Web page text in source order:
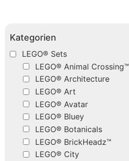
Kategorien
LEGO® Sets
LEGO® Animal Crossing™
LEGO® Architecture
LEGO® Art
LEGO® Avatar
LEGO® Bluey
LEGO® Botanicals
LEGO® BrickHeadz™
LEGO® City